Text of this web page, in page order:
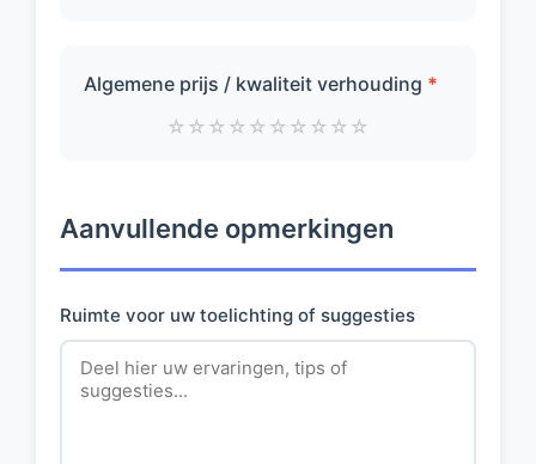
Algemene prijs / kwaliteit verhouding *
☆ ☆ ☆ ☆ ☆ ☆ ☆ ☆ ☆ ☆
Aanvullende opmerkingen
Ruimte voor uw toelichting of suggesties